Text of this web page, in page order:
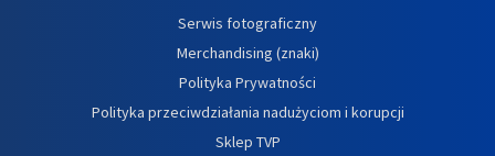
Serwis fotograficzny
Merchandising (znaki)
Polityka Prywatności
Polityka przeciwdziałania nadużyciom i korupcji
Sklep TVP